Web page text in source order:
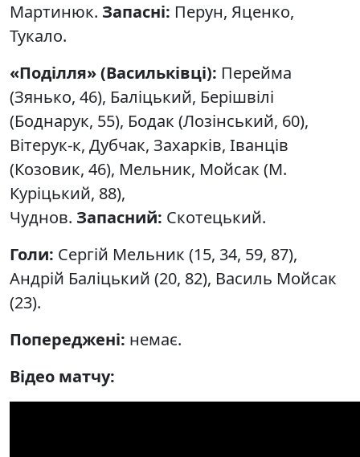
Мартинюк. Запасні: Перун, Яценко,
Тукало.
«Поділля» (Васильківці): Перейма
(Зянько, 46), Баліцький, Берішвілі
(Боднарук, 55), Бодак (Лозінський, 60),
Вітерук-к, Дубчак, Захарків, Іванців
(Козовик, 46), Мельник, Мойсак (М.
Куріцький, 88),
Чуднов. Запасний: Скотецький.
Голи: Сергій Мельник (15, 34, 59, 87),
Андрій Баліцький (20, 82), Василь Мойсак
(23).
Попереджені: немає.
Відео матчу: